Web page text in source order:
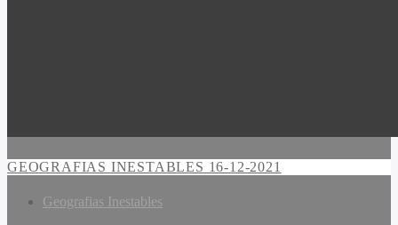
GEOGRAFIAS INESTABLES 16-12-2021
Geografias Inestables